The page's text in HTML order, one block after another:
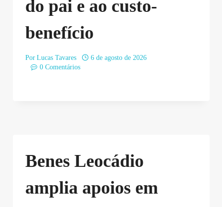
do pai e ao custo-
benefício
Por Lucas Tavares
6 de agosto de 2026
0 Comentários
Benes Leocádio
amplia apoios em